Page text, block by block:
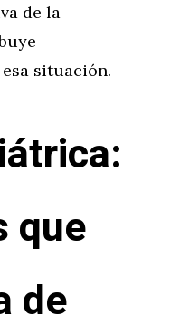
de la
situación.
que
de